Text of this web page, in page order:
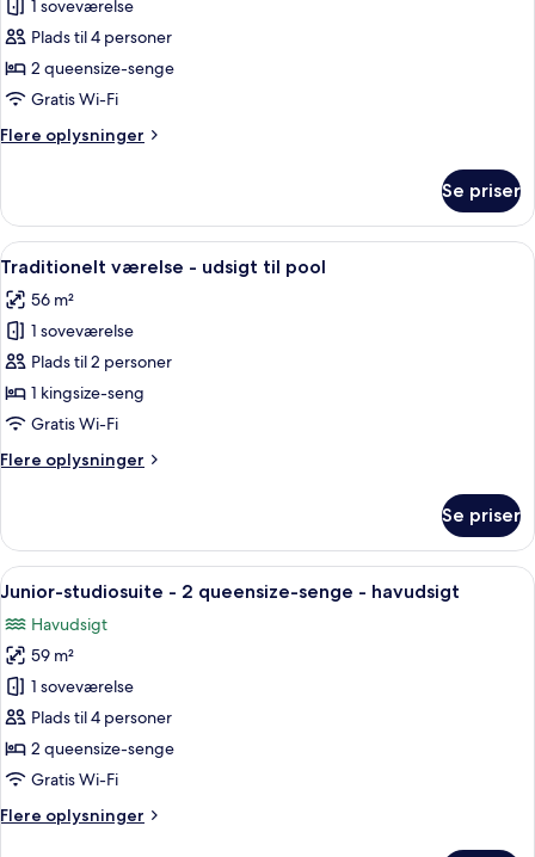
af
Standardværelse
til
4
-
havudsigt
1 soveværelse
Plads til 4 personer
2 queensize-senge
Gratis Wi-Fi
Flere oplysninger
Flere
til
4
personer
badekar
Se priser
Indlæs
alle
billeder
af
Traditionelt
værelse
-
til
Traditionelt værelse - udsigt til pool
6
Traditionelt værelse - udsigt til pool
56 m²
1 soveværelse
Plads til 2 personer
1 kingsize-seng
Gratis Wi-Fi
Flere oplysninger
Flere
værelse
udsigt
pool
Se priser
Indlæs
alle
billeder
af
Junior-
studiosuite
-
2
senge
Et hotelværelse med to senge, en
5
Junior-studiosuite - 2 queensize-senge - havudsigt
Havudsigt
59 m²
1 soveværelse
Plads til 4 personer
2 queensize-senge
Gratis Wi-Fi
Flere oplysninger
Flere